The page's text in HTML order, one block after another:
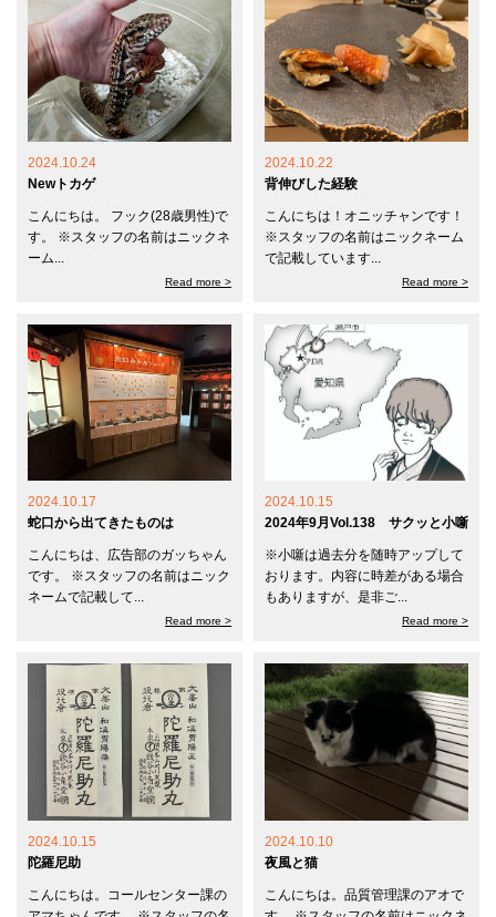
2024.10.24
Newトカゲ
こんにちは。 フック(28歳男性)で
す。 ※スタッフの名前はニックネ
ーム...
Read more >
2024.10.22
背伸びした経験
こんにちは！オニッチャンです！
※スタッフの名前はニックネーム
で記載しています...
Read more >
2024.10.17
蛇口から出てきたものは
こんにちは、広告部のガッちゃん
です。 ※スタッフの名前はニック
ネームで記載して...
Read more >
2024.10.15
2024年9月Vol.138 サクッと小噺
※小噺は過去分を随時アップして
おります。内容に時差がある場合
もありますが、是非ご...
Read more >
2024.10.15
陀羅尼助
こんにちは。コールセンター課の
2024.10.10
夜風と猫
こんにちは。品質管理課のアオで